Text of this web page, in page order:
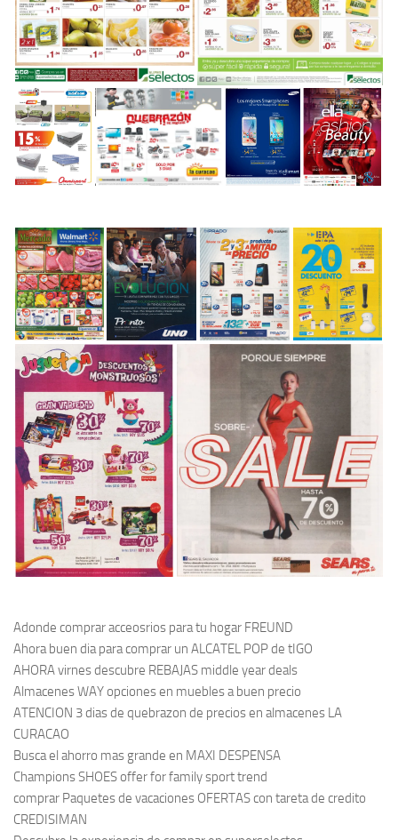
Adonde comprar acceosrios para tu hogar FREUND
Ahora buen dia para comprar un ALCATEL POP de tIGO
AHORA virnes descubre REBAJAS middle year deals
Almacenes WAY opciones en muebles a buen precio
ATENCION 3 dias de quebrazon de precios en almacenes LA
CURACAO
Busca el ahorro mas grande en MAXI DESPENSA
Champions SHOES offer for family sport trend
comprar Paquetes de vacaciones OFERTAS con tareta de credito
CREDISIMAN